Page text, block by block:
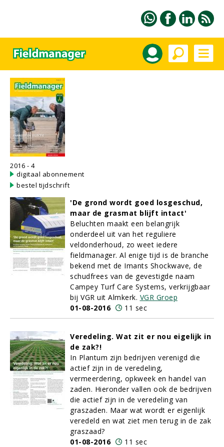
2016 - 4
digitaal abonnement
bestel tijdschrift
'De grond wordt goed losgeschud,
maar de grasmat blijft intact'
Beluchten maakt een belangrijk
onderdeel uit van het reguliere
veldonderhoud, zo weet iedere
fieldmanager. Al enige tijd is de branche
bekend met de Imants Shockwave, de
schudfrees van de gevestigde naam
Campey Turf Care Systems, verkrijgbaar
bij VGR uit Almkerk. VGR Groep
01-08-2016
11 sec
Veredeling. Wat zit er nou eigelijk in
de zak?!
In Plantum zijn bedrijven verenigd die
actief zijn in de veredeling,
vermeerdering, opkweek en handel van
zaden. Hieronder vallen ook de bedrijven
die actief zijn in de veredeling van
graszaden. Maar wat wordt er eigenlijk
veredeld en wat ziet men terug in de zak
graszaad?
01-08-2016
11 sec